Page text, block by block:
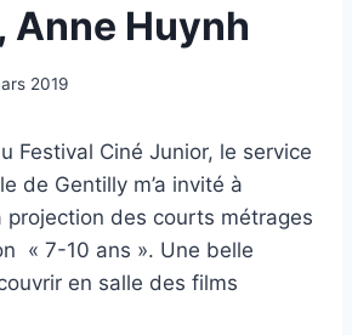
Anne Huynh
2019
Festival Ciné Junior, le service
de Gentilly m’a invité à
projection des courts métrages
« 7-10 ans ». Une belle
en salle des films